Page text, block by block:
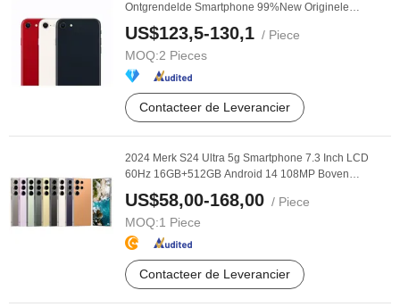
Ontgrendelde Smartphone 99%New Originele
Bulkbestelling ...
US$123,5-130,1 / Piece
MOQ:2 Pieces
Contacteer de Leverancier
2024 Merk S24 Ultra 5g Smartphone 7.3 Inch LCD
60Hz 16GB+512GB Android 14 108MP Boven
8000mAh HD ...
US$58,00-168,00 / Piece
MOQ:1 Piece
Contacteer de Leverancier